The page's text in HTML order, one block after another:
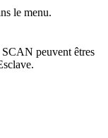
le menu.
peuvent êtres